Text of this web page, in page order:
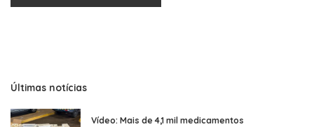
Últimas notícias
Vídeo: Mais de 4,1 mil medicamentos